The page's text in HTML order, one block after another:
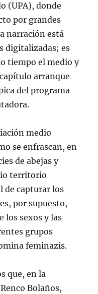
(UPA), donde
por grandes
narración está
digitalizadas; es
tiempo el medio y
arranque
del programa
medio
se enfrascan, en
de abejas y
territorio
de capturar los
por supuesto,
los sexos y las
grupos
feminazis.
que, en la
Bolaños,